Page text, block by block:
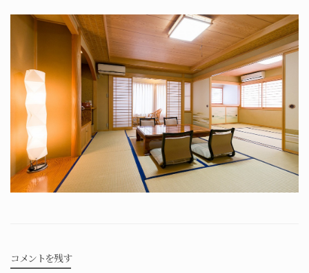
コメントを残す